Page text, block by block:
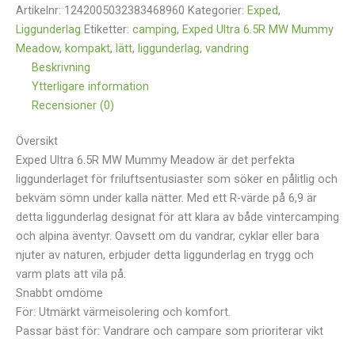
Artikelnr: 1242005032383468960 Kategorier: Exped,
Liggunderlag Etiketter: camping, Exped Ultra 6.5R MW Mummy
Meadow, kompakt, lätt, liggunderlag, vandring
Beskrivning
Ytterligare information
Recensioner (0)
Översikt
Exped Ultra 6.5R MW Mummy Meadow är det perfekta
liggunderlaget för friluftsentusiaster som söker en pålitlig och
bekväm sömn under kalla nätter. Med ett R-värde på 6,9 är
detta liggunderlag designat för att klara av både vintercamping
och alpina äventyr. Oavsett om du vandrar, cyklar eller bara
njuter av naturen, erbjuder detta liggunderlag en trygg och
varm plats att vila på.
Snabbt omdöme
För: Utmärkt värmeisolering och komfort.
Passar bäst för: Vandrare och campare som prioriterar vikt